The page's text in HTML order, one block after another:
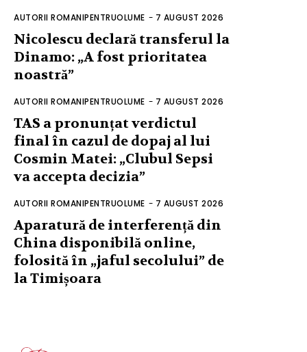
AUTORII ROMANIPENTRUOLUME - 7 AUGUST 2026
Nicolescu declară transferul la
Dinamo: „A fost prioritatea
noastră”
AUTORII ROMANIPENTRUOLUME - 7 AUGUST 2026
TAS a pronunțat verdictul
final în cazul de dopaj al lui
Cosmin Matei: „Clubul Sepsi
va accepta decizia”
AUTORII ROMANIPENTRUOLUME - 7 AUGUST 2026
Aparatură de interferență din
China disponibilă online,
folosită în „jaful secolului” de
la Timișoara